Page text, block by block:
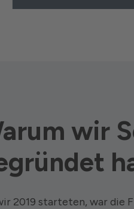
wir
2019 starteten, war die